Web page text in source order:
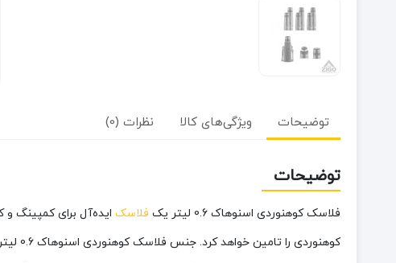
توضیحات ویژگی‌های کالا نظرات (0)
توضیحات
فلاسک کوهنوردی اسنوهاک 0.6 لیتر یک فلاسک
کوهنوردی را تامین خواهد کرد. جنس فلاسک کوهنوردی اسنوهاک 0.6 لیتر از نوع استیل ضد زنگ و بادوام است. عایق‌بندی خوب استیل دوجداره این